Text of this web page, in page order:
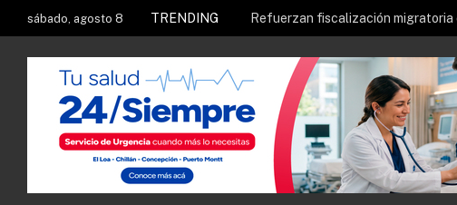
sábado, agosto 8 TRENDING